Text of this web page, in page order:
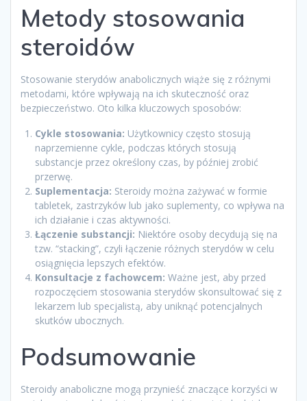
Metody stosowania
steroidów
Stosowanie sterydów anabolicznych wiąże się z różnymi
metodami, które wpływają na ich skuteczność oraz
bezpieczeństwo. Oto kilka kluczowych sposobów:
Cykle stosowania: Użytkownicy często stosują
naprzemienne cykle, podczas których stosują
substancje przez określony czas, by później zrobić
przerwę.
Suplementacja: Steroidy można zażywać w formie
tabletek, zastrzyków lub jako suplementy, co wpływa na
ich działanie i czas aktywności.
Łączenie substancji: Niektóre osoby decydują się na
tzw. “stacking”, czyli łączenie różnych sterydów w celu
osiągnięcia lepszych efektów.
Konsultacje z fachowcem: Ważne jest, aby przed
rozpoczęciem stosowania sterydów skonsultować się z
lekarzem lub specjalistą, aby uniknąć potencjalnych
skutków ubocznych.
Podsumowanie
Steroidy anaboliczne mogą przynieść znaczące korzyści w